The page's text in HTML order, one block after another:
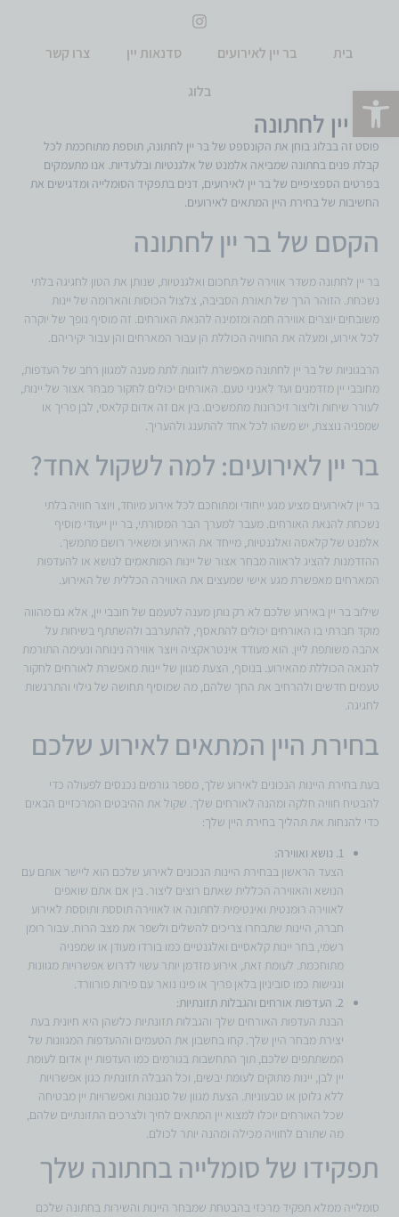
פתח סרגל נגישות
בית בר יין לאירועים סדנאות יין צרו קשר
בלוג
בר יין לחתונה
פוסט זה בבלוג בוחן את הקונספט של בר יין לחתונה, תוספת מתוחכמת לכל
קבלת פנים בחתונה שמביאה אלמנט של אלגנטיות ובלעדיות. אנו מתעמקים
בפרטים הספציפיים של בר יין לאירועים, דנים בתפקיד הסומלייה ומדגישים את
החשיבות של בחירת היין המתאים לאירועים.
הקסם של בר יין לחתונה
בר יין לחתונה משדר אווירה של תחכום ואלגנטיות, שנותן את הטון לחגיגה בלתי
נשכחת. הזוהר הרך של תאורת הסביבה, צלצול הכוסות והארומה של יינות
משובחים יוצרים אווירה חמה ומזמינה להנאת האורחים. זה מוסיף נופך של יוקרה
לכל אירוע, ומעלה את החוויה הכוללת הן עבור המארחים והן עבור יקיריהם.
הרבגוניות של בר יין לחתונה מאפשרת לזוגות לתת מענה למגוון רחב של העדפות,
מחובבי יין מזדמנים ועד לאניני טעם. האורחים יכולים לחקור מבחר אצור של יינות,
לעורר שיחות וליצור זיכרונות מתמשכים. בין אם זה אדום קלאסי, לבן פריך או
שמפניה נוצצת, יש משהו לכל אחד להתענג ולהעריך.
בר יין לאירועים: למה לשקול אחד?
בר יין לאירועים מציע מגע ייחודי ומתוחכם לכל אירוע מיוחד, ויוצר חוויה בלתי
נשכחת להנאת האורחים. מעבר למערך הבר המסורתי, בר יין ייעודי מוסיף
אלמנט של קלאסה ואלגנטיות, מייחד את האירוע ומשאיר רושם מתמשך.
ההזדמנות להציג לראווה מבחר אצור של יינות המותאמים לנושא או להעדפות
המארחים מאפשרת מגע אישי שמעצים את האווירה הכללית של האירוע.
שילוב בר יין באירוע שלכם לא רק נותן מענה לטעמם של חובבי יין, אלא גם מהווה
מוקד חברתי בו האורחים יכולים להתאסף, להתערבב ולהשתתף בשיחות על
אהבה משותפת ליין. הוא מעודד אינטראקציה ויוצר אווירה נינוחה ונעימה התורמת
להנאה הכוללת מהאירוע. בנוסף, הצעת מגוון של יינות מאפשרת לאורחים לחקור
טעמים חדשים ולהרחיב את החך שלהם, מה שמוסיף תחושה של גילוי והתרגשות
לחגיגה.
בחירת היין המתאים לאירוע שלכם
בעת בחירת היינות הנכונים לאירוע שלך, מספר גורמים נכנסים לפעולה כדי
להבטיח חוויה חלקה ומהנה לאורחים שלך. שקול את ההיבטים המרכזיים הבאים
כדי להנחות את תהליך בחירת היין שלך:
1. נושא ואווירה:
הצעד הראשון בבחירת היינות הנכונים לאירוע שלכם הוא ליישר אותם עם
הנושא והאווירה הכללית שאתם רוצים ליצור. בין אם אתם שואפים
לאווירה רומנטית ואינטימית לחתונה או לאווירה תוססת ותוססת לאירוע
חברה, היינות שתבחרו צריכים להשלים ולשפר את מצב הרוח. עבור רומן
רשמי, בחר יינות קלאסיים ואלגנטיים כמו בורדו מעודן או שמפניה
מתוחכמת. לעומת זאת, אירוע מזדמן יותר עשוי לדרוש אפשרויות מגוונות
ונגישות כמו סוביניון בלאן פריך או פינו נואר עם פירות פורוורד.
2. העדפות אורחים והגבלות תזונתיות:
הבנת העדפות האורחים שלך והגבלות תזונתיות כלשהן היא חיונית בעת
יצירת מבחר היין שלך. קחו בחשבון את הטעמים וההעדפות המגוונות של
המשתתפים שלכם, תוך התחשבות בגורמים כמו העדפות יין אדום לעומת
יין לבן, יינות מתוקים לעומת יבשים, וכל הגבלה תזונתית כגון אפשרויות
ללא גלוטן או טבעוניות. הצעת מגוון של סגנונות ואפשרויות יין מבטיחה
שכל האורחים יוכלו למצוא יין המתאים לחיך ולצרכים התזונתיים שלהם,
מה שתורם לחוויה מכילה ומהנה יותר לכולם.
תפקידו של סומלייה בחתונה שלך
סומלייה ממלא תפקיד מרכזי בהבטחת שמבחר היינות והשירות בחתונה שלכם